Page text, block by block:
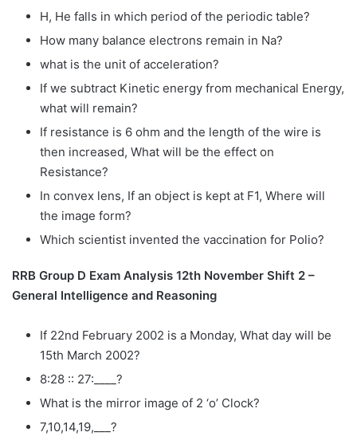
H, He falls in which period of the periodic table?
How many balance electrons remain in Na?
what is the unit of acceleration?
If we subtract Kinetic energy from mechanical Energy,
what will remain?
If resistance is 6 ohm and the length of the wire is
then increased, What will be the effect on
Resistance?
In convex lens, If an object is kept at F1, Where will
the image form?
Which scientist invented the vaccination for Polio?
RRB Group D Exam Analysis 12th November Shift 2 –
General Intelligence and Reasoning
If 22nd February 2002 is a Monday, What day will be
15th March 2002?
8:28 :: 27:____?
What is the mirror image of 2 ‘o’ Clock?
7,10,14,19,___?